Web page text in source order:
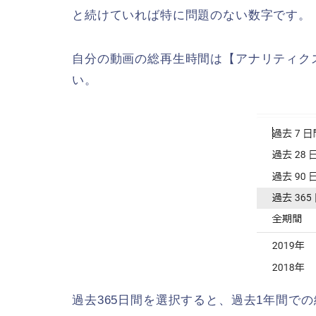
と続けていれば特に問題のない数字です。
自分の動画の総再生時間は【アナリティ
い。
過去365日間を選択すると、過去1年間で